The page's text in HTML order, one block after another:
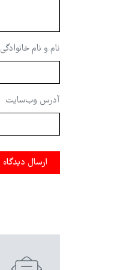
نام و نام خانوادگی
آدرس وب‌سایت
ارسال دیدگاه